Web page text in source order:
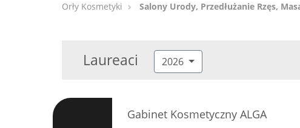
Orły Kosmetyki Salony Urody, Przedłużanie Rzęs,
Laureaci 2026
Gabinet Kosmetyczny ALGA